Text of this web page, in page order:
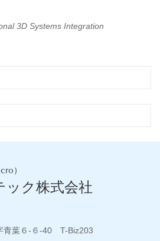
3D Systems Integration
）
ック株式会社
青葉６-６-40 T-Biz203